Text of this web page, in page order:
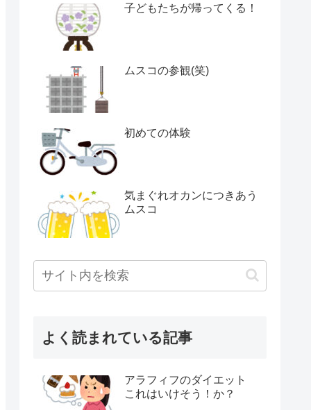
子どもたちが帰ってくる！
ムスコの参観(笑)
初めての体験
気まぐれオカンにつきあう
ムスコ
よく読まれている記事
アラフィフのダイエット
これはいけそう！か？